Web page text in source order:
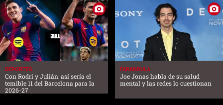
DEPORTES
Con Rodri y Julián: así sería el
temible 11 del Barcelona para la
2026-27
FARANDULA
Joe Jonas habla de su salud
mental y las redes lo cuestionan